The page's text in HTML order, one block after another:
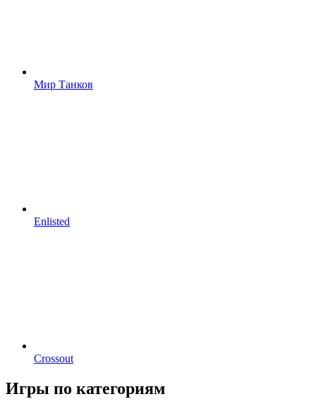
Мир Танков
Enlisted
Crossout
Игры по категориям